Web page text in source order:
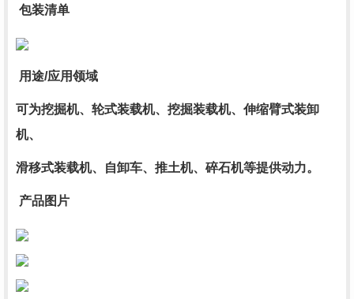
包装清单
用途/应用领域
可为挖掘机、轮式装载机、挖掘装载机、伸缩臂式装卸
机、
滑移式装载机、自卸车、推土机、碎石机等提供动力。
产品图片